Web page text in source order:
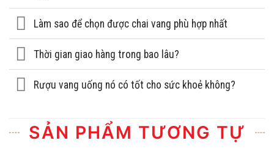
Làm sao để chọn được chai vang phù hợp nhất
Thời gian giao hàng trong bao lâu?
Rượu vang uống nó có tốt cho sức khoẻ không?
SẢN PHẨM TƯƠNG TỰ